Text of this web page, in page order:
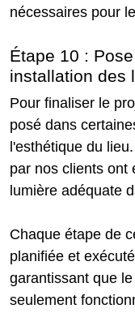
nécessaires pour
Étape 10 :
installation des
Pour finaliser le
posé dans
l'esthétique du
par nos clients ont
lumière adéquate
Chaque étape de
planifiée et
garantissant que
seulement